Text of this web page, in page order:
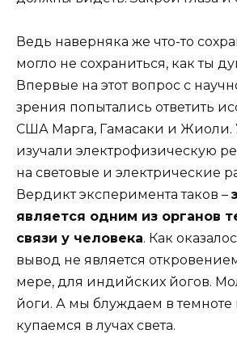
Ведь наверняка же что-то
могло не сохраниться, как ты
Впервые на этот вопрос с
зрения попытались ответить
США Марга, Гамасаки и Жиоли.
изучали электрофизическую
на световые и электрические
Вердикт эксперимента таков –
является одним из органов
связи у человека. Как
вывод не является
мере, для индийских йогов.
йоги. А мы блуждаем в темноте
купаемся в лучах света.